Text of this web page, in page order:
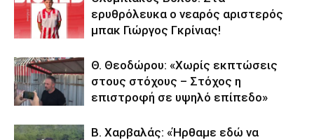
ερυθρόλευκα ο νεαρός αριστερός
μπακ Γιώργος Γκρίνιας!
Θ. Θεοδώρου: «Χωρίς εκπτώσεις
στους στόχους – Στόχος η
επιστροφή σε υψηλό επίπεδο»
Β. Χαρβαλάς: «Ήρθαμε εδώ να